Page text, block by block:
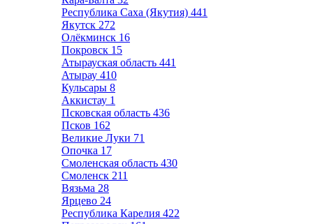
Республика Саха (Якутия) 441
Якутск 272
Олёкминск 16
Покровск 15
Атырауская область 441
Атырау 410
Кульсары 8
Аккистау 1
Псковская область 436
Псков 162
Великие Луки 71
Опочка 17
Смоленская область 430
Смоленск 211
Вязьма 28
Ярцево 24
Республика Карелия 422